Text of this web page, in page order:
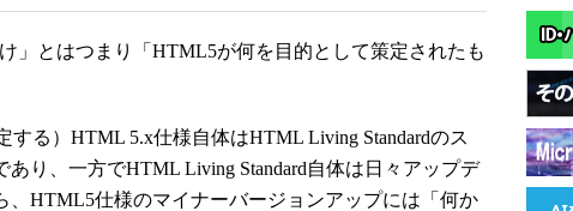
」とはつまり「HTML5が何を目的として策定されたも
る）HTML 5.x仕様自体はHTML Living Standardのス
り、一方でHTML Living Standard自体は日々アップデ
、HTML5仕様のマイナーバージョンアップには「何か